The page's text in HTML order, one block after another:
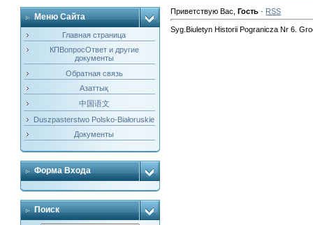
Меню Сайта
Главная страница
КПВопросОтвет и другие
документы
Обратная связь
Азаттық
中国语文
Duszpasterstwo Polsko-Białoruskie
Документы
Форма Входа
Поиск
Приветствую Вас ,Гость · RSS
Syg.Biuletyn Historii Pogranicza Nr 6.